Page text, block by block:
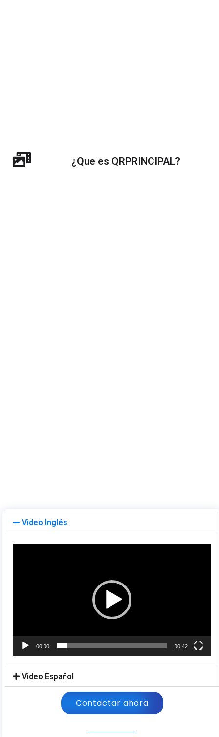
¿Que es QRPRINCIPAL?
Video Inglés
00:00 00:42
Video Español
Contactar ahora